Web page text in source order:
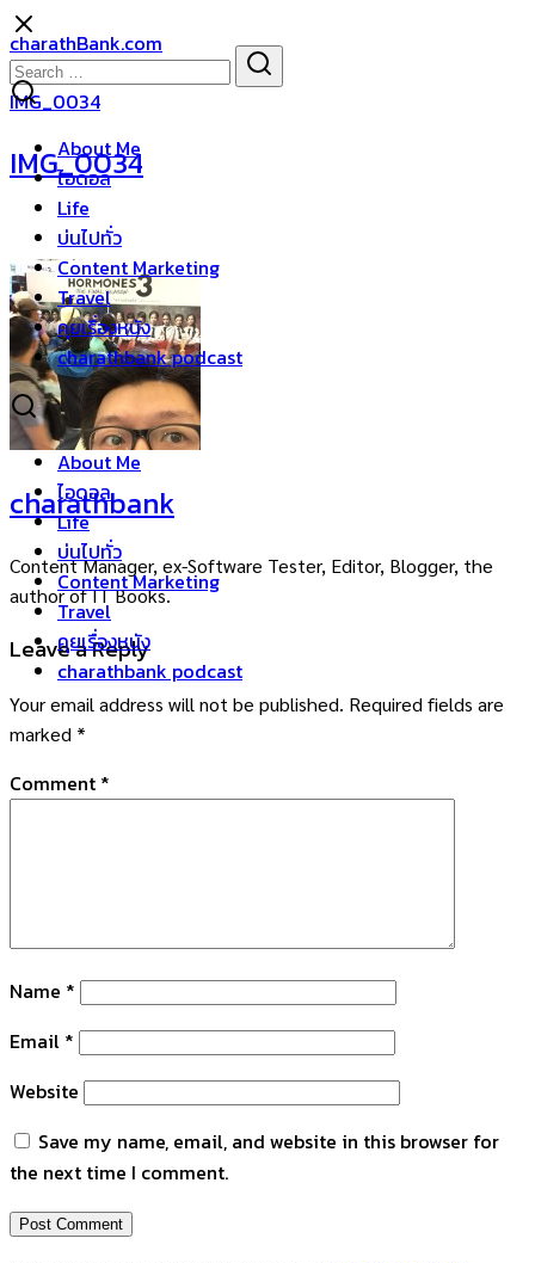
Skip
to
content
charathBank.com
About Me
ไอดอล
Life
บ่นไปทั่ว
Content Marketing
Travel
คุยเรื่องหนัง
charathbank podcast
About Me
ไอดอล
Life
บ่นไปทั่ว
Content Marketing
Travel
คุยเรื่องหนัง
charathbank podcast
Search
for:
IMG_0034
IMG_0034
charathbank
Content Manager, ex-Software Tester, Editor, Blogger, the
author of IT Books.
Leave a Reply
Your email address will not be published. Required fields are
marked *
Comment *
Name *
Email *
Website
Save my name, email, and website in this browser for
the next time I comment.